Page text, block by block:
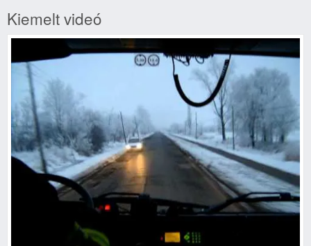
Kiemelt videó